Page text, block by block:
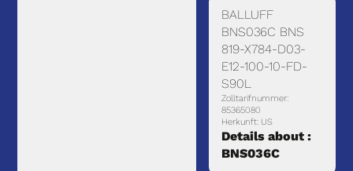
BALLUFF
BNS036C BNS
819-X784-D03-
E12-100-10-FD-
S90L
Zolltarifnummer:
85365080
Herkunft: US
Details about :
BNS036C